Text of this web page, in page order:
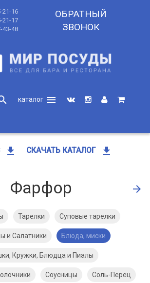
21-16
21-17
43-48
ОБРАТНЫЙ
ЗВОНОК
menu
get_app СКАЧАТЬ КАТАЛОГ get_app
Фарфор arrow_forward
Тарелки Суповые тарелки
и Салатники Блюда, миски
Кружки, Блюдца и Пиалы
Соусницы Соль-Перец